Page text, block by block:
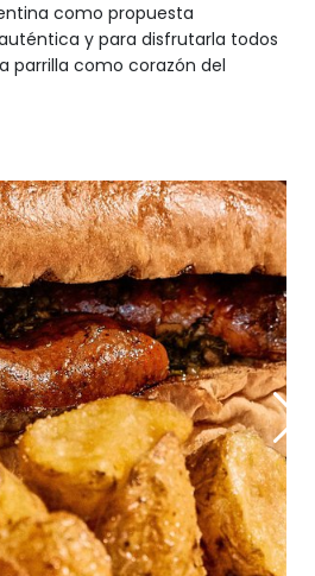
como propuesta
y para disfrutarla todos
parrilla como corazón del